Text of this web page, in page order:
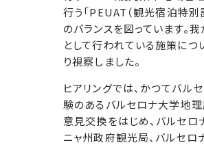
行う「PEUAT（観光宿泊特別
のバランスを図っています。
として行われている施策につ
り視察しました。
ヒアリングでは、かつてバ
験のあるバルセロナ大学地
意見交換をはじめ、バルセロ
ニャ州政府観光局、バルセロ